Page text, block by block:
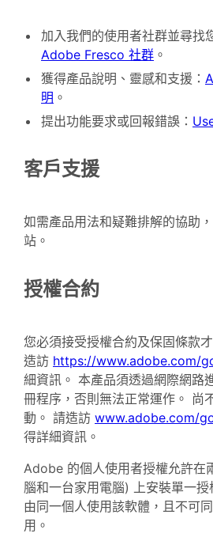
加入我們的使用者社群並尋找
Adobe Fresco 社群 。
獲得產品說明、靈感和支援：
明 。
提出功能要求或回報錯誤：
客戶支援
如需產品用法和疑難排解的協助
站。
授權合約
您必須接受授權合約及保固條款
造訪 https://www.adobe.com/
細資訊。 本產品須透過網際網路
冊程序，否則無法正常運作。 尚
動。 請造訪 www.adobe.com/
得詳細資訊。
Adobe 的個人使用者授權允許在
腦和一台家用電腦) 上安裝單一
由同一個人使用該軟體，且不可
用。